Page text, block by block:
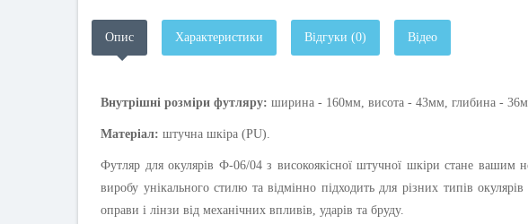
Опис Характеристики Відгуки (0) Відео
Внутрішні розміри футляру: ширина - 160мм, висота - 43мм, глибина -
Матеріал: штучна шкіра (PU).
Футляр для окулярів Ф-06/04 з високоякісної штучної шкіри стане вашим
виробу унікального стилю та відмінно підходить для різних типів
оправи і лінзи від механічних впливів, ударів та бруду.